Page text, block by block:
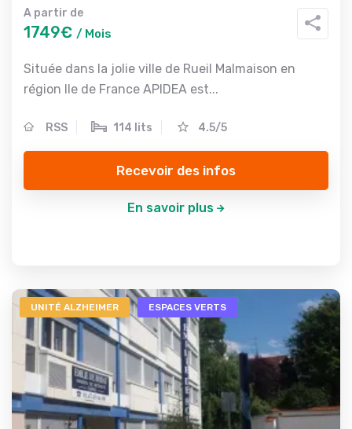
A partir de
1749€ / Mois
Située dans la jolie ville de Rueil Malmaison en
région Ile de France APIDEA est...
RSS 114 lits 4.5/5
Recevoir des infos
En savoir plus
UNITÉ ALZHEIMER ESPACES VERTS